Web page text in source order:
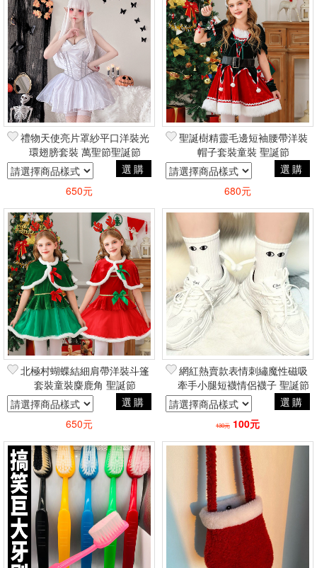
禮物天使亮片罩紗平口洋裝光
環翅膀套裝 萬聖節聖誕節
COSPLAY變裝蘿莉塔風
選購
650元
聖誕樹精靈毛邊短袖腰帶洋裝
帽子套裝童裝 聖誕節
COSPLAY變裝可愛蘿莉塔風
選購
680元
北極村蝴蝶結細肩帶洋裝斗篷
套裝童裝麋鹿角 聖誕節
COSPLAY變裝可愛蘿莉塔風
選購
650元
網紅熱賣款表情刺繡魔性磁吸
牽手小腿短襪情侶襪子 聖誕節
交換禮物居家療癒周邊
選購
130元 100元